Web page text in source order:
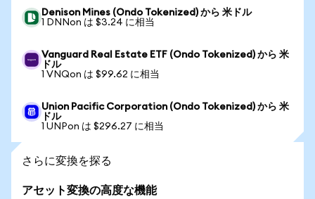
Denison Mines (Ondo Tokenized) から 米ドル
1 DNNon は $3.24 に相当
Vanguard Real Estate ETF (Ondo Tokenized) から 米
ドル
1 VNQon は $99.62 に相当
Union Pacific Corporation (Ondo Tokenized) から 米
ドル
1 UNPon は $296.27 に相当
さらに変換を探る
アセット変換の高度な機能